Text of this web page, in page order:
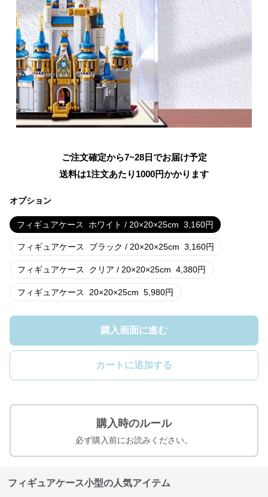
ご注文確定から7~28日でお届け予定
送料は1注文あたり 1000円かかります
オプション
フィギュアケース ホワイト / 20×20×25cm 3,160円
フィギュアケース ブラック / 20×20×25cm 3,160円
フィギュアケース クリア / 20×20×25cm 4,380円
フィギュアケース 20×20×25cm 5,980円
購入画面に進む
カートに追加する
購入時のルール
必ず購入前にお読みください。
フィギュアケース小型の人気アイテム